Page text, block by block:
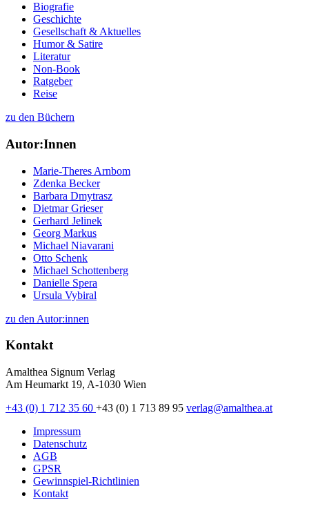
Biografie
Geschichte
Gesellschaft & Aktuelles
Humor & Satire
Literatur
Non-Book
Ratgeber
Reise
zu den Büchern
Autor:Innen
Marie-Theres Arnbom
Zdenka Becker
Barbara Dmytrasz
Dietmar Grieser
Gerhard Jelinek
Georg Markus
Michael Niavarani
Otto Schenk
Michael Schottenberg
Danielle Spera
Ursula Vybiral
zu den Autor:innen
Kontakt
Amalthea Signum Verlag
Am Heumarkt 19, A-1030 Wien
+43 (0) 1 712 35 60 +43 (0) 1 713 89 95 verlag@amalthea.at
Impressum
Datenschutz
AGB
GPSR
Gewinnspiel-Richtlinien
Kontakt